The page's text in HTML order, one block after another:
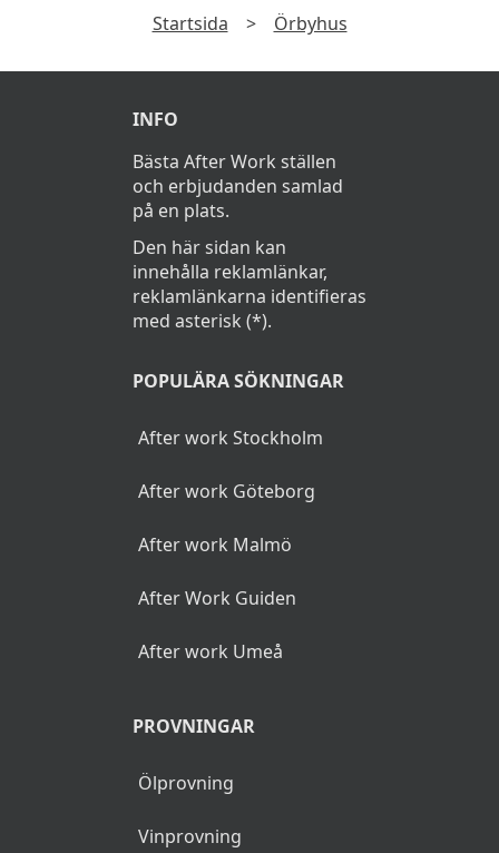
Startsida > Örbyhus
INFO
Bästa After Work ställen
och erbjudanden samlad
på en plats.
Den här sidan kan
innehålla reklamlänkar,
reklamlänkarna identifieras
med asterisk (*).
POPULÄRA SÖKNINGAR
After work Stockholm
After work Göteborg
After work Malmö
After Work Guiden
After work Umeå
PROVNINGAR
Ölprovning
Vinprovning